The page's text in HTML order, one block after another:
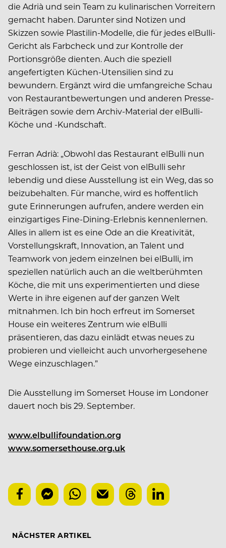
die Adrià und sein Team zu kulinarischen Vorreitern
gemacht haben. Darunter sind Notizen und
Skizzen sowie Plastilin-Modelle, die für jedes elBulli-
Gericht als Farbcheck und zur Kontrolle der
Portionsgröße dienten. Auch die speziell
angefertigten Küchen-Utensilien sind zu
bewundern. Ergänzt wird die umfangreiche Schau
von Restaurantbewertungen und anderen Presse-
Beiträgen sowie dem Archiv-Material der elBulli-
Köche und -Kundschaft.
Ferran Adrià: „Obwohl das Restaurant elBulli nun
geschlossen ist, ist der Geist von elBulli sehr
lebendig und diese Ausstellung ist ein Weg, das so
beizubehalten. Für manche, wird es hoffentlich
gute Erinnerungen aufrufen, andere werden ein
einzigartiges Fine-Dining-Erlebnis kennenlernen.
Alles in allem ist es eine Ode an die Kreativität,
Vorstellungskraft, Innovation, an Talent und
Teamwork von jedem einzelnen bei elBulli, im
speziellen natürlich auch an die weltberühmten
Köche, die mit uns experimentierten und diese
Werte in ihre eigenen auf der ganzen Welt
mitnahmen. Ich bin hoch erfreut im Somerset
House ein weiteres Zentrum wie elBulli
präsentieren, das dazu einlädt etwas neues zu
probieren und vielleicht auch unvorhergesehene
Wege einzuschlagen.”
Die Ausstellung im Somerset House im Londoner
dauert noch bis 29. September.
www.elbullifoundation.org
www.somersethouse.org.uk
NÄCHSTER ARTIKEL